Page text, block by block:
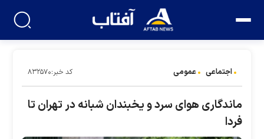
اجتماعی عمومی کد خبر:۸۳۲۵۷۰
ماندگاری هوای سرد و یخبندان شبانه در تهران تا
فردا